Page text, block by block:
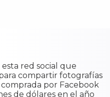
red social que
compartir fotografías
por Facebook
de dólares en el año